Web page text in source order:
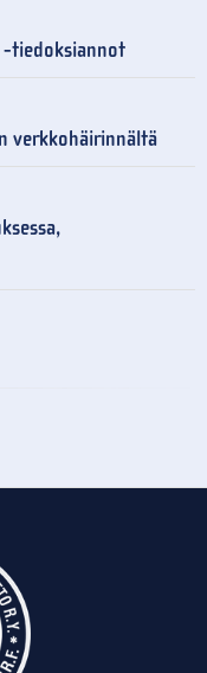
-tiedoksiannot
verkkohäirinnältä